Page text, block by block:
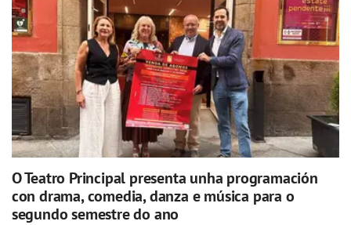
O Teatro Principal presenta unha programación
con drama, comedia, danza e música para o
segundo semestre do ano